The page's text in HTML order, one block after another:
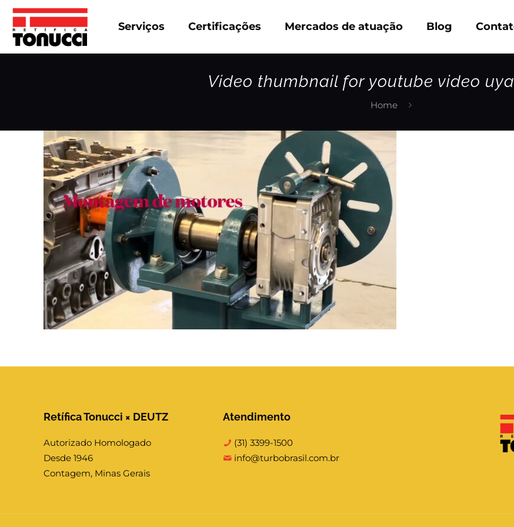
Serviços Certificações Mercados de atuação Blog
Video thumbnail for youtube video
Home
Retífica Tonucci × DEUTZ
Autorizado Homologado
Desde 1946
Contagem, Minas Gerais
Atendimento
(31) 3399-1500
info@turbobrasil.com.br